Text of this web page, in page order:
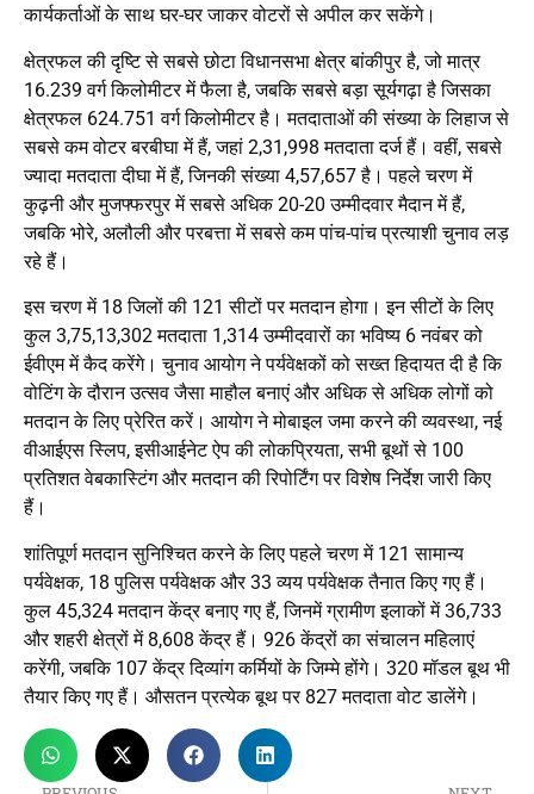
कार्यकर्ताओं के साथ घर-घर जाकर वोटरों से अपील कर सकेंगे।
क्षेत्रफल की दृष्टि से सबसे छोटा विधानसभा क्षेत्र बांकीपुर है, जो मात्र
16.239 वर्ग किलोमीटर में फैला है, जबकि सबसे बड़ा सूर्यगढ़ा है जिसका
क्षेत्रफल 624.751 वर्ग किलोमीटर है। मतदाताओं की संख्या के लिहाज से
सबसे कम वोटर बरबीघा में हैं, जहां 2,31,998 मतदाता दर्ज हैं। वहीं, सबसे
ज्यादा मतदाता दीघा में हैं, जिनकी संख्या 4,57,657 है। पहले चरण में
कुढ़नी और मुजफ्फरपुर में सबसे अधिक 20-20 उम्मीदवार मैदान में हैं,
जबकि भोरे, अलौली और परबत्ता में सबसे कम पांच-पांच प्रत्याशी चुनाव लड़
रहे हैं।
इस चरण में 18 जिलों की 121 सीटों पर मतदान होगा। इन सीटों के लिए
कुल 3,75,13,302 मतदाता 1,314 उम्मीदवारों का भविष्य 6 नवंबर को
ईवीएम में कैद करेंगे। चुनाव आयोग ने पर्यवेक्षकों को सख्त हिदायत दी है कि
वोटिंग के दौरान उत्सव जैसा माहौल बनाएं और अधिक से अधिक लोगों को
मतदान के लिए प्रेरित करें। आयोग ने मोबाइल जमा करने की व्यवस्था, नई
वीआईएस स्लिप, इसीआईनेट ऐप की लोकप्रियता, सभी बूथों से 100
प्रतिशत वेबकास्टिंग और मतदान की रिपोर्टिंग पर विशेष निर्देश जारी किए
हैं।
शांतिपूर्ण मतदान सुनिश्चित करने के लिए पहले चरण में 121 सामान्य
पर्यवेक्षक, 18 पुलिस पर्यवेक्षक और 33 व्यय पर्यवेक्षक तैनात किए गए हैं।
कुल 45,324 मतदान केंद्र बनाए गए हैं, जिनमें ग्रामीण इलाकों में 36,733
और शहरी क्षेत्रों में 8,608 केंद्र हैं। 926 केंद्रों का संचालन महिलाएं
करेंगी, जबकि 107 केंद्र दिव्यांग कर्मियों के जिम्मे होंगे। 320 मॉडल बूथ भी
तैयार किए गए हैं। औसतन प्रत्येक बूथ पर 827 मतदाता वोट डालेंगे।